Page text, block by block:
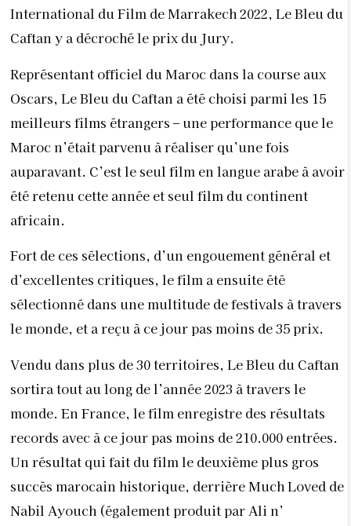
International du Film de Marrakech 2022, Le Bleu du
Caftan y a décroché le prix du Jury.
Représentant officiel du Maroc dans la course aux
Oscars, Le Bleu du Caftan a été choisi parmi les 15
meilleurs films étrangers – une performance que le
Maroc n’était parvenu à réaliser qu’une fois
auparavant. C’est le seul film en langue arabe à avoir
été retenu cette année et seul film du continent
africain.
Fort de ces sélections, d’un engouement général et
d’excellentes critiques, le film a ensuite été
sélectionné dans une multitude de festivals à travers
le monde, et a reçu à ce jour pas moins de 35 prix.
Vendu dans plus de 30 territoires, Le Bleu du Caftan
sortira tout au long de l’année 2023 à travers le
monde. En France, le film enregistre des résultats
records avec à ce jour pas moins de 210.000 entrées.
Un résultat qui fait du film le deuxième plus gros
succès marocain historique, derrière Much Loved de
Nabil Ayouch (également produit par Ali n’